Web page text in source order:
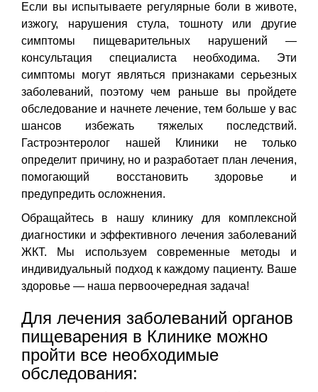
Если вы испытываете регулярные боли в животе,
изжогу, нарушения стула, тошноту или другие
симптомы пищеварительных нарушений —
консультация специалиста необходима. Эти
симптомы могут являться признаками серьезных
заболеваний, поэтому чем раньше вы пройдете
обследование и начнете лечение, тем больше у вас
шансов избежать тяжелых последствий.
Гастроэнтеролог нашей Клиники не только
определит причину, но и разработает план лечения,
помогающий восстановить здоровье и
предупредить осложнения.
Обращайтесь в нашу клинику для комплексной
диагностики и эффективного лечения заболеваний
ЖКТ. Мы используем современные методы и
индивидуальный подход к каждому пациенту. Ваше
здоровье — наша первоочередная задача!
Для лечения заболеваний органов
пищеварения в Клинике можно
пройти все необходимые
обследования: